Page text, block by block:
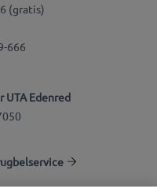
(gratis)
666
UTA Edenred